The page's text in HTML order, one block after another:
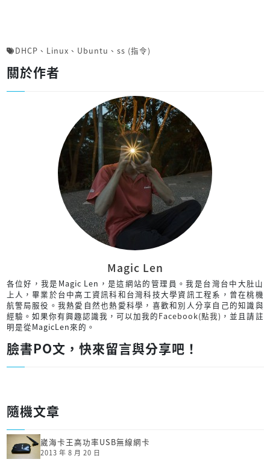
DHCP 、 Linux 、 Ubuntu 、 ss (指令)
關於作者
Magic Len
各位好，我是Magic Len，是這網站的管理員。我是台灣台中大肚山
上人，畢業於台中高工資訊科和台灣科技大學資訊工程系，曾在桃機
航警局服役。我熱愛自然也熱愛科學，喜歡和別人分享自己的知識與
經驗。如果你有興趣認識我，可以加我的Facebook(點我) ，並且請註
明是從MagicLen來的。
臉書PO文，快來留言與分享吧！
隨機文章
崴海卡王高功率USB無線網卡
2013 年 8 月 20 日